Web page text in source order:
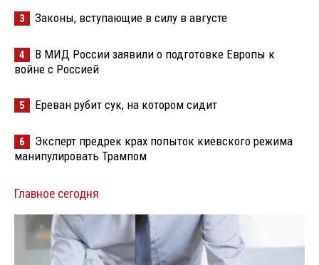
3 Законы, вступающие в силу в августе
4
В МИД России заявили о подготовке Европы к
войне с Россией
5 Ереван рубит сук, на котором сидит
6
Эксперт предрек крах попыток киевского режима
манипулировать Трампом
Главное сегодня